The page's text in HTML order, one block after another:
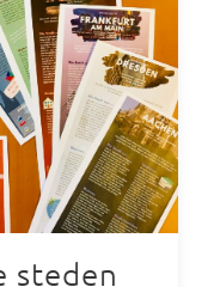
steden